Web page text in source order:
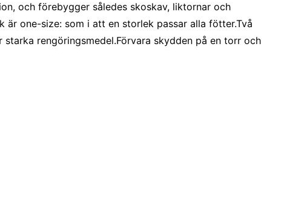
och förebygger således skoskav, liktornar och
one-size: som i att en storlek passar alla fötter.Två
rengöringsmedel.Förvara skydden på en torr och